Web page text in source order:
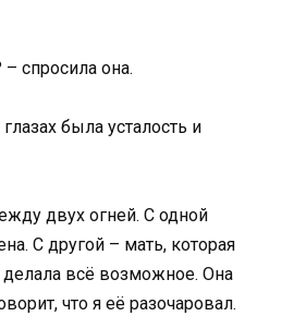
спросила она.
была усталость и
двух огней. С одной
С другой – мать, которая
всё возможное. Она
что я её разочаровал.